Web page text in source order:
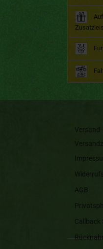
AGB
Callback